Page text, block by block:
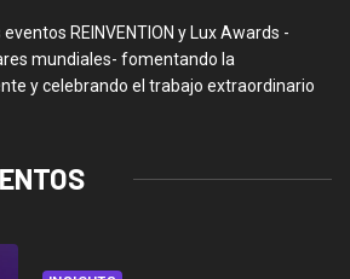
REINVENTION y Lux Awards -
mundiales- fomentando la
y celebrando el trabajo extraordinario